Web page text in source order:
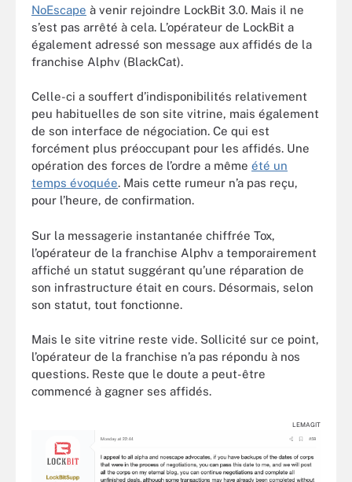
NoEscape à venir rejoindre LockBit 3.0. Mais il ne
s’est pas arrêté à cela. L’opérateur de LockBit a
également adressé son message aux affidés de la
franchise Alphv (BlackCat).
Celle-ci a souffert d’indisponibilités relativement
peu habituelles de son site vitrine, mais également
de son interface de négociation. Ce qui est
forcément plus préoccupant pour les affidés. Une
opération des forces de l’ordre a même été un
temps évoquée. Mais cette rumeur n’a pas reçu,
pour l’heure, de confirmation.
Sur la messagerie instantanée chiffrée Tox,
l’opérateur de la franchise Alphv a temporairement
affiché un statut suggérant qu’une réparation de
son infrastructure était en cours. Désormais, selon
son statut, tout fonctionne.
Mais le site vitrine reste vide. Sollicité sur ce point,
l’opérateur de la franchise n’a pas répondu à nos
questions. Reste que le doute a peut-être
commencé à gagner ses affidés.
LEMAGIT